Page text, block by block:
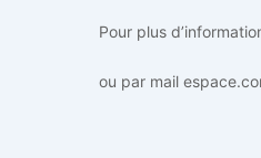
Pour plus
ou par mail